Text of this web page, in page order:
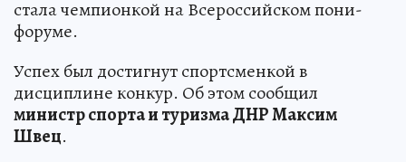
стала чемпионкой на Всероссийском пони-
форуме.
Успех был достигнут спортсменкой в
дисциплине конкур. Об этом сообщил
министр спорта и туризма ДНР Максим
Швец.